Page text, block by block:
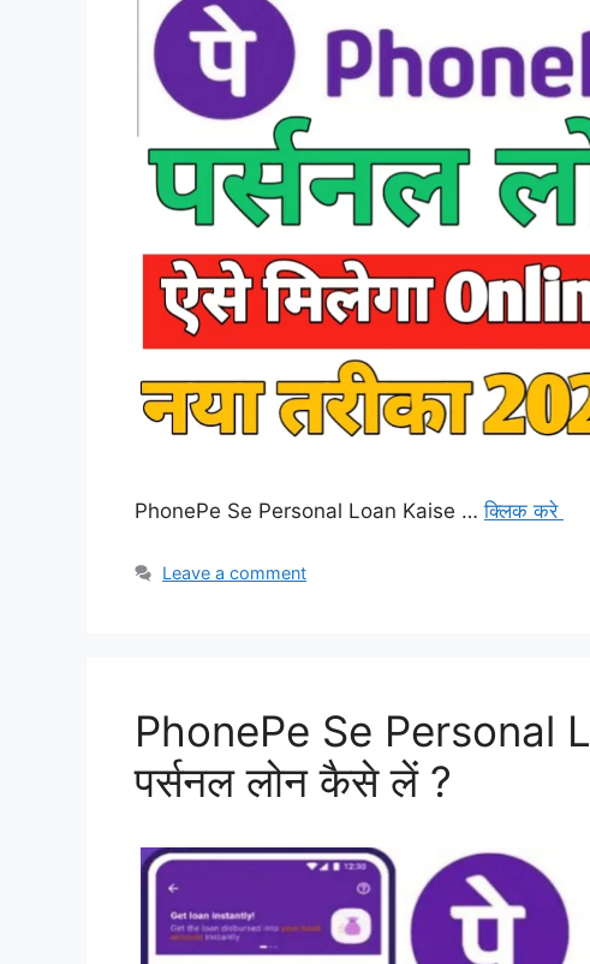
PhonePe Se Personal Loan Kaise …क्लिक करे
Leave a comment
PhonePe Se Personal
पर्सनल लोन कैसे लें ?